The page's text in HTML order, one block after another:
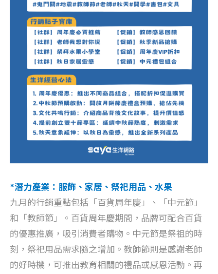
*潛力產業：服飾、家居、祭祀用品、水果
九月的行銷重點包括「百貨周年慶」、「中元節」
和「教師節」。百貨周年慶期間，品牌可配合百貨
的優惠推廣，吸引消費者購物。中元節是祭祖的時
刻，祭祀用品需求隨之增加。教師節則是感謝老師
的好時機，可推出教育相關的禮品或感恩活動。再